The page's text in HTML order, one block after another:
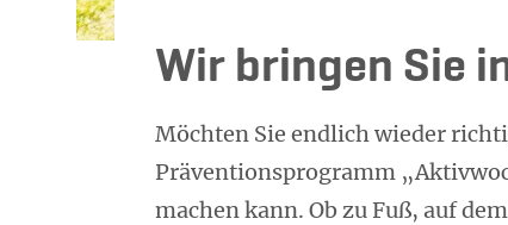
Wir bringen Sie
Möchten Sie endlich wieder
Präventionsprogramm
machen kann. Ob zu Fuß, auf